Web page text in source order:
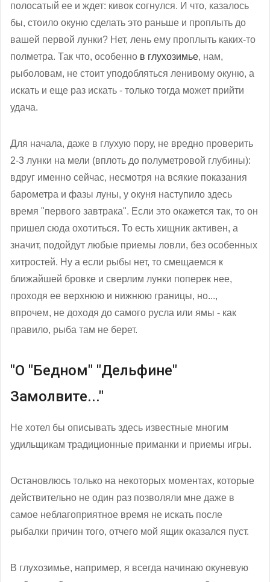
полосатый ее и ждет: кивок согнулся. И что, казалось
бы, стоило окуню сделать это раньше и проплыть до
вашей первой лунки? Нет, лень ему проплыть каких-то
полметра. Так что, особенно в глухозимье, нам,
рыболовам, не стоит уподобляться ленивому окуню, а
искать и еще раз искать - только тогда может прийти
удача.
Для начала, даже в глухую пору, не вредно проверить
2-3 лунки на мели (вплоть до полуметровой глубины):
вдруг именно сейчас, несмотря на всякие показания
барометра и фазы луны, у окуня наступило здесь
время "первого завтрака". Если это окажется так, то он
пришел сюда охотиться. То есть хищник активен, а
значит, подойдут любые приемы ловли, без особенных
хитростей. Ну а если рыбы нет, то смещаемся к
ближайшей бровке и сверлим лунки поперек нее,
проходя ее верхнюю и нижнюю границы, но...,
впрочем, не доходя до самого русла или ямы - как
правило, рыба там не берет.
"О "Бедном" "Дельфине"
Замолвите..."
Не хотел бы описывать здесь известные многим
удильщикам традиционные приманки и приемы игры.
Остановлюсь только на некоторых моментах, которые
действительно не один раз позволяли мне даже в
самое неблагоприятное время не искать после
рыбалки причин того, отчего мой ящик оказался пуст.
В глухозимье, например, я всегда начинаю окуневую